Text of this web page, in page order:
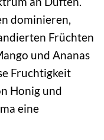
dominieren,
Früchten
und Ananas
Fruchtigkeit
Honig und
eine